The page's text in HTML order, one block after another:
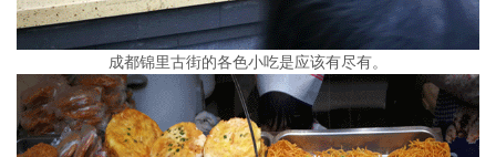
成都锦里古街的各色小吃是应该有尽有。